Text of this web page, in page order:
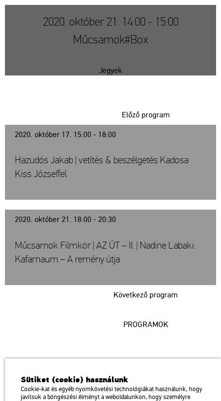
2020. október 21. 14:00 - 15:00
Műcsarnok#Box
Jegyek
2020. október 17. 15:00 - 18:00
Előző program
Hazudós Jakab | vetítés & beszélgetés Kadosa
Kiss Józseffel
2020. október 21. 18:00 - 20:30
Következő program
Műcsarnok Filmkör | AZ ÚT – II. | Nadine Labaki:
Kafarnaum – A remény útja
PROGRAMOK
a Magyar Művészeti Akadémia intézménye
1146 Budapest, Dózsa György út 37.
Sütiket (cookie) használunk
Cookie-kat és egyéb nyomkövetési technológiákat használunk, hogy
javítsuk a böngészési élményt a weboldalunkon, hogy személyre